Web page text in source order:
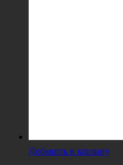
Добавить в корзину